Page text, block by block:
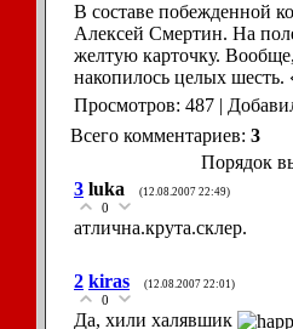
В составе побежденной
Алексей Смертин. На
желтую карточку.
накопилось целых
Просмотров: 487 |
Всего комментариев: 3
Порядок
3 luka (12.08.2007 22:49)
0
атлична.крута.склер.
2 kiras (12.08.2007 22:01)
0
Да, хили халявшик